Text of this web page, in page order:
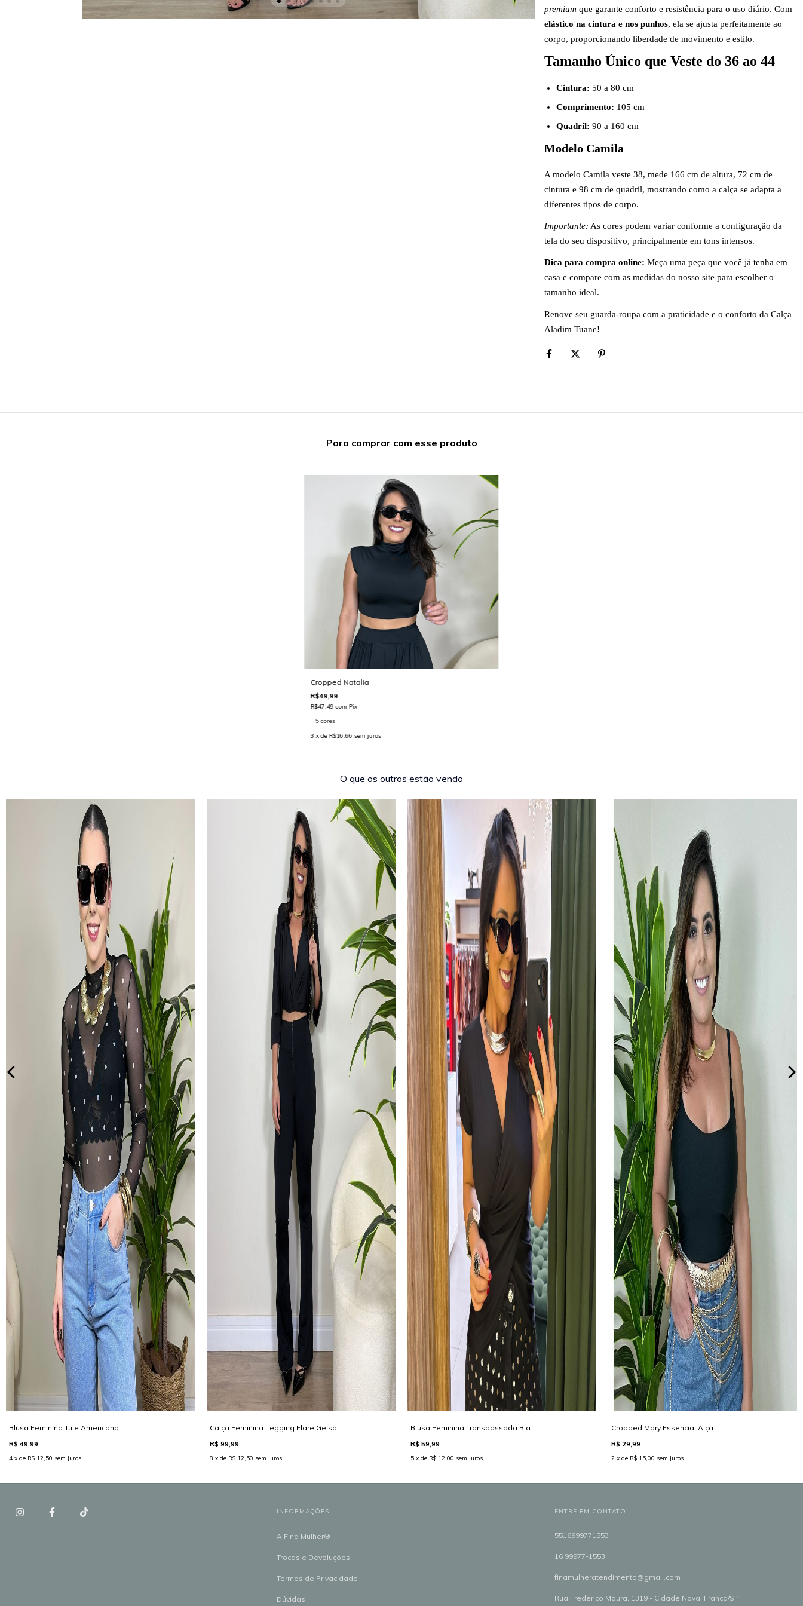
premium que garante conforto e resistência para o uso diário. Com
elástico na cintura e nos punhos, ela se ajusta perfeitamente ao
corpo, proporcionando liberdade de movimento e estilo.
Tamanho Único que Veste do 36 ao 44
Cintura: 50 a 80 cm
Comprimento: 105 cm
Quadril: 90 a 160 cm
Modelo Camila
A modelo Camila veste 38, mede 166 cm de altura, 72 cm de
cintura e 98 cm de quadril, mostrando como a calça se adapta a
diferentes tipos de corpo.
Importante: As cores podem variar conforme a configuração da
tela do seu dispositivo, principalmente em tons intensos.
Dica para compra online: Meça uma peça que você já tenha em
casa e compare com as medidas do nosso site para escolher o
tamanho ideal.
Renove seu guarda-roupa com a praticidade e o conforto da Calça
Aladim Tuane!
Para comprar com esse produto
Cropped Natalia
R$49,99
R$47,49com Pix
5 cores
3 x de R$16,66 sem juros
O que os outros estão vendo
Blusa Feminina Tule Americana
R$ 49,99
4 x de R$ 12,50 sem juros
Calça Feminina Legging Flare Geisa
R$ 99,99
8 x de R$ 12,50 sem juros
Blusa Feminina Transpassada Bia
R$ 59,99
5 x de R$ 12,00 sem juros
Cropped Mary Essencial Alça
R$ 29,99
2 x de R$ 15,00 sem juros
INFORMAÇÕES
A Fina Mulher®
Trocas e Devoluções
Termos de Privacidade
Dúvidas
ENTRE EM CONTATO
5516999771553
16 99977-1553
finamulheratendimento@gmail.com
Rua Frederico Moura, 1319 - Cidade Nova, Franca/SP